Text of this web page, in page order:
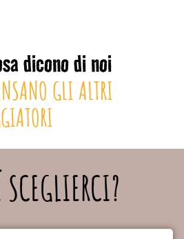
dicono di noi
GLI ALTRI
SCEGLIERCI?